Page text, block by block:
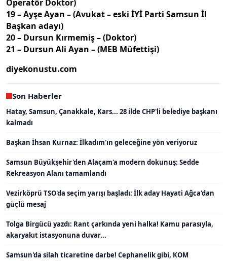
Operatör Doktor)
19 – Ayşe Ayan – (Avukat – eski İYİ Parti Samsun İl
Başkan adayı)
20 – Dursun Kırmemiş – (Doktor)
21 – Dursun Ali Ayan – (MEB Müfettişi)
diyekonustu.com
Son Haberler
Hatay, Samsun, Çanakkale, Kars... 28 ilde CHP'li belediye başkanı
kalmadı
Başkan İhsan Kurnaz: İlkadım'ın geleceğine yön veriyoruz
Samsun Büyükşehir'den Alaçam'a modern dokunuş: Sedde
Rekreasyon Alanı tamamlandı
Vezirköprü TSO'da seçim yarışı başladı: İlk aday Hayati Ağca'dan
güçlü mesaj
Tolga Birgücü yazdı: Rant çarkında yeni halka! Kamu parasıyla,
akaryakıt istasyonuna duvar...
Samsun'da silah ticaretine darbe! Cephanelik gibi, KOM